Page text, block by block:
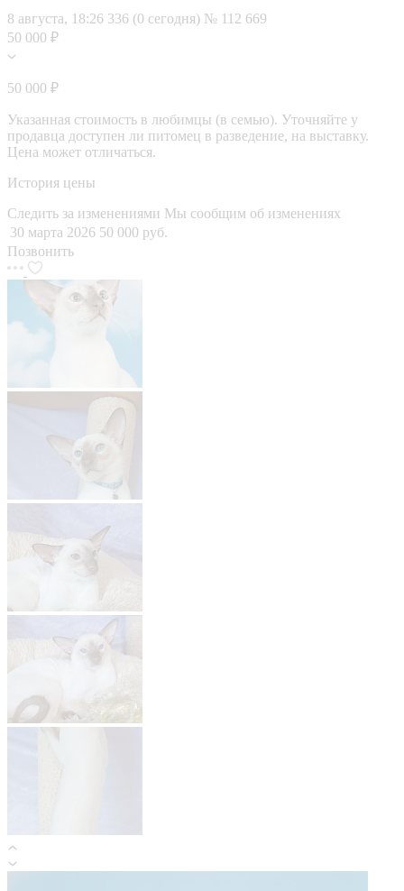
8 августа, 18:26 336 (0 сегодня) № 112 669
50 000 ₽
50 000 ₽
Указанная стоимость в любимцы (в семью). Уточняйте у
продавца доступен ли питомец в разведение, на выставку.
Цена может отличаться.
История цены
Следить за изменениями Мы сообщим об изменениях
30 марта 2026 50 000 руб.
Позвонить